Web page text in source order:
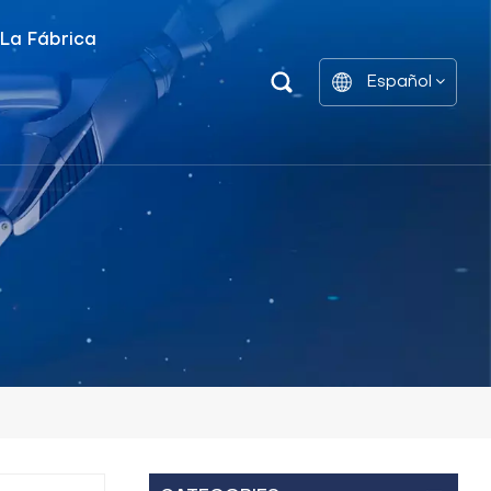
Fábrica
Español